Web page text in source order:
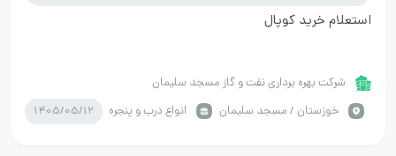
استعلام خرید کوپال
شرکت بهره برداری نفت و گاز مسجد سلیمان
خوزستان / مسجد سلیمان
انواع درب و پنجره 1405/05/12